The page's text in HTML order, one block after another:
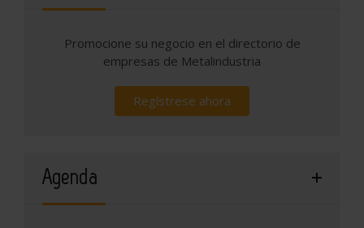
Promocione su negocio en el directorio de
empresas de Metalindustria
Regístrese ahora
Agenda